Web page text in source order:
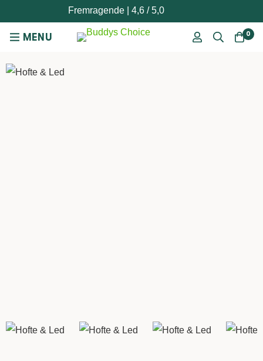
Fremragende | 4,6 / 5,0
0